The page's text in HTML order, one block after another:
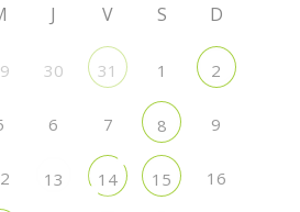
J V S D
30 31 1 2
6 7 8 9
13 14 15 16